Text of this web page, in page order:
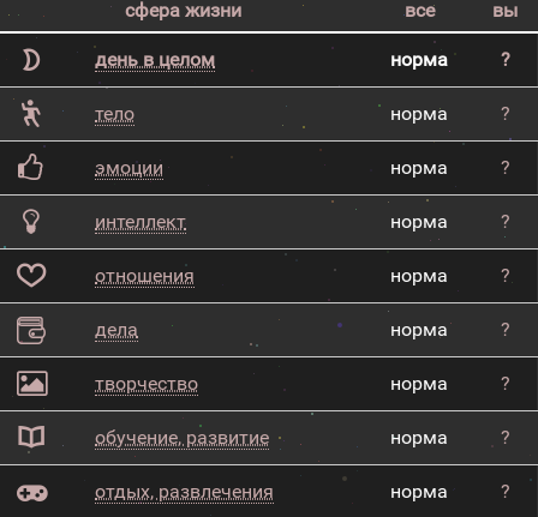
сфера жизни все вы
день в целом норма ?
тело норма ?
эмоции норма ?
интеллект норма ?
отношения норма ?
дела норма ?
творчество норма ?
обучение, развитие норма ?
отдых, развлечения норма ?